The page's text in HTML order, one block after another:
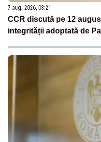
7 aug. 2026, 08:21
CCR discută pe 12
integrității adoptată de